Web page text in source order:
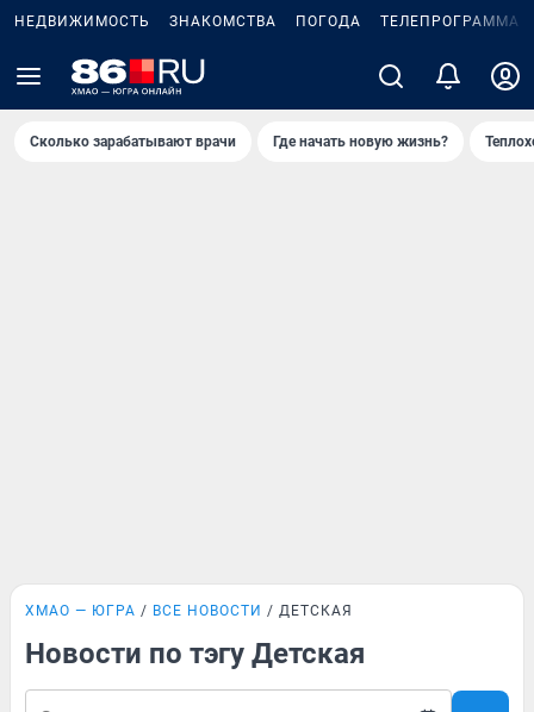
НЕДВИЖИМОСТЬ ЗНАКОМСТВА ПОГОДА ТЕЛЕПРОГРАММА
Сколько зарабатывают врачи Где начать новую жизнь?
ХМАО — ЮГРА ВСЕ НОВОСТИ ДЕТСКАЯ
Новости по тэгу Детская